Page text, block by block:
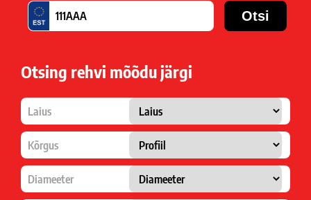
Otsing rehvi mõõdu järgi
Laius
Kõrgus
Diameeter